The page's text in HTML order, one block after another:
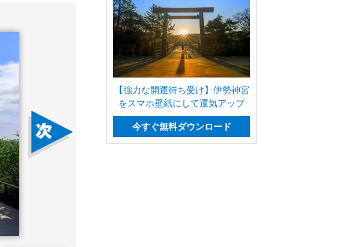
【強力な開運待ち受け】伊勢神宮
をスマホ壁紙にして運気アップ
今すぐ無料ダウンロード